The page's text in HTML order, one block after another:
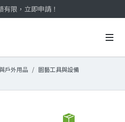
限，立即申請！
中‼️
限，立即申請！
戶外用品 園藝工具與設備